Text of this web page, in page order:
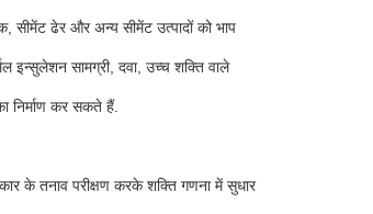
ढेर और अन्य सीमेंट उत्पादों को भाप
सामग्री, दवा, उच्च शक्ति वाले
निर्माण कर सकते हैं.
के तनाव परीक्षण करके शक्ति गणना में सुधार